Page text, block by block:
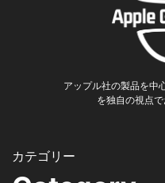
アップル社の製品を中
を独自の視点で